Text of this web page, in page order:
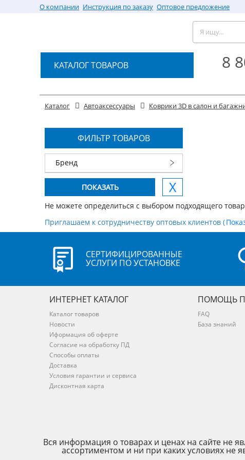
О компании Инструкция по заказу Оптовое предложение
КАТАЛОГ ТОВАРОВ 8
Каталог Автоаксессуары Коврики 3D в салон и
ФИЛЬТР ТОВАРОВ
Бренд
Не можете определиться с выбором подходящего
Приглашаем к сотрудничеству оптовых клиентов (
СЕРТИФИЦИРОВАННЫЕ
УСЛУГИ ПО УСТАНОВКЕ
ИНТЕРНЕТ КАТАЛОГ
Каталог товаров
Новости
Иформация об оферте
Согласие на обработку ПД
Способы оплаты
Доставка
Условия гарантии и сервиса
Дисконтная карта
ПОМОЩЬ
FAQ
База знаний
Вся информация о товарах и ценах на сайте не
ассортиментом и ни при каких условиях не